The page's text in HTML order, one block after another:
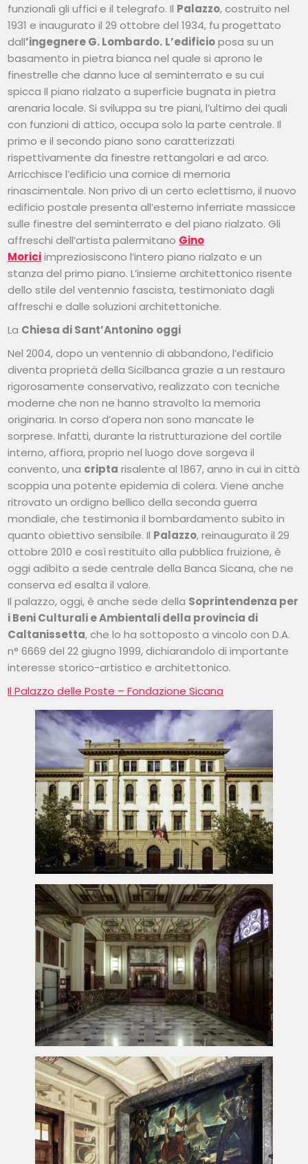
funzionali gli uffici e il telegrafo. Il Palazzo, costruito nel
1931 e inaugurato il 29 ottobre del 1934, fu progettato
dall’ingegnere G. Lombardo. L’edificioposa su un
basamento in pietra bianca nel quale si aprono le
finestrelle che danno luce al seminterrato e su cui
spicca Il piano rialzato a superficie bugnata in pietra
arenaria locale. Si sviluppa su tre piani, l’ultimo dei quali
con funzioni di attico, occupa solo la parte centrale. Il
primo e il secondo piano sono caratterizzati
rispettivamente da finestre rettangolari e ad arco.
Arricchisce l’edificio una cornice di memoria
rinascimentale. Non privo di un certo eclettismo, il nuovo
edificio postale presenta all’esterno inferriate massicce
sulle finestre del seminterrato e del piano rialzato. Gli
affreschi dell’artista palermitano Gino
Moriciimpreziosiscono l’intero piano rialzato e un
stanza del primo piano. L’insieme architettonico risente
dello stile del ventennio fascista, testimoniato dagli
affreschi e dalle soluzioni architettoniche.
La Chiesa di Sant’Antonino oggi
Nel 2004, dopo un ventennio di abbandono, l’edificio
diventa proprietà della Sicilbanca grazie a un restauro
rigorosamente conservativo, realizzato con tecniche
moderne che non ne hanno stravolto la memoria
originaria. In corso d’opera non sono mancate le
sorprese. Infatti, durante la ristrutturazione del cortile
interno, affiora, proprio nel luogo dove sorgeva il
convento, una cripta risalente al 1867, anno in cui in città
scoppia una potente epidemia di colera. Viene anche
ritrovato un ordigno bellico della seconda guerra
mondiale, che testimonia il bombardamento subito in
quanto obiettivo sensibile. Il Palazzo, reinaugurato il 29
ottobre 2010 e così restituito alla pubblica fruizione, è
oggi adibito a sede centrale della Banca Sicana, che ne
conserva ed esalta il valore.
Il palazzo, oggi, è anche sede della Soprintendenza per
i Beni Culturali e Ambientali della provincia di
Caltanissetta, che lo ha sottoposto a vincolo con D.A.
n° 6669 del 22 giugno 1999, dichiarandolo di importante
interesse storico-artistico e architettonico.
Il Palazzo delle Poste – Fondazione Sicana